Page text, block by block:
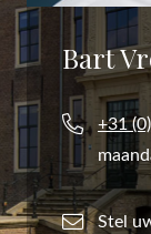
Bart
+31
Stel